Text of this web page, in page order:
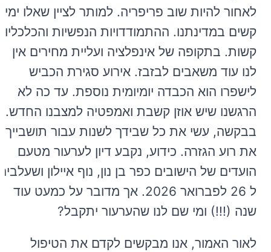
לאחור להיות שוב פריפריה. למותר לציין שאלו
קשים במדינתנו. ההתמודדויות הנפשיות
קשות. בתקופה של אינפלציה ועליית מחירים אין
לנו עוד משאבים לבזבז. אירוע סגירת הכביש
לישפרו הוא הכבדה יומיומית נוספת. עד כה לא
הרגשנו שיש אוזן קשבת ואמפטיה למצבנו החדש.
בבקשה, עשי את כל שבידך לשנות עבור תושבייך
את רוע הגזרה. כידוע, נקבע דיון לערעור מטעם
הועדים של הישובים כפר בן נון, נוף איילון
ל 26 לפברואר 2026. אך מדובר על כמעט עוד
שנה (!!!) ומי שם לנו שהערעור יתקבל?
לאור האמור, אנו מבקשים לקדם את הטיפול